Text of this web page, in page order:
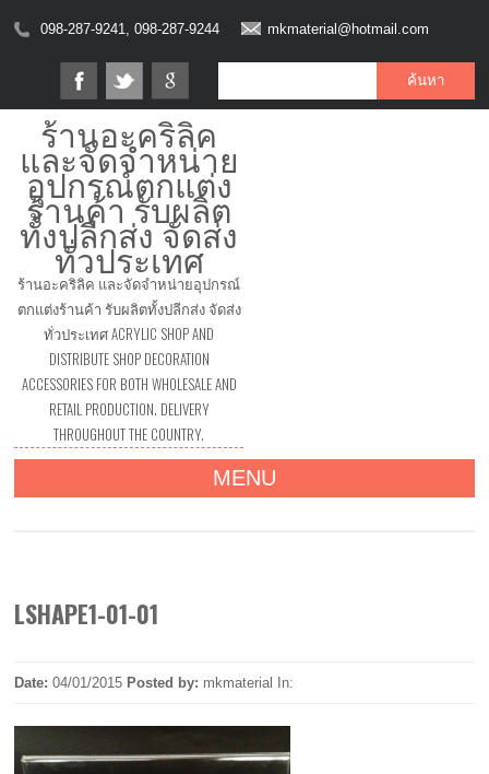
098-287-9241, 098-287-9244 mkmaterial@hotmail.com
ร้านอะคริลิค
และจัดจำหน่าย
อุปกรณ์ตกแต่ง
ร้านค้า รับผลิต
ทั้งปลีกส่ง จัดส่ง
ทั่วประเทศ
ร้านอะคริลิค และจัดจำหน่ายอุปกรณ์
ตกแต่งร้านค้า รับผลิตทั้งปลีกส่ง จัดส่ง
ทั่วประเทศ ACRYLIC SHOP AND
DISTRIBUTE SHOP DECORATION
ACCESSORIES FOR BOTH WHOLESALE AND
RETAIL PRODUCTION. DELIVERY
THROUGHOUT THE COUNTRY.
MENU
LSHAPE1-01-01
Date:04/01/2015 Posted by: mkmaterial In: